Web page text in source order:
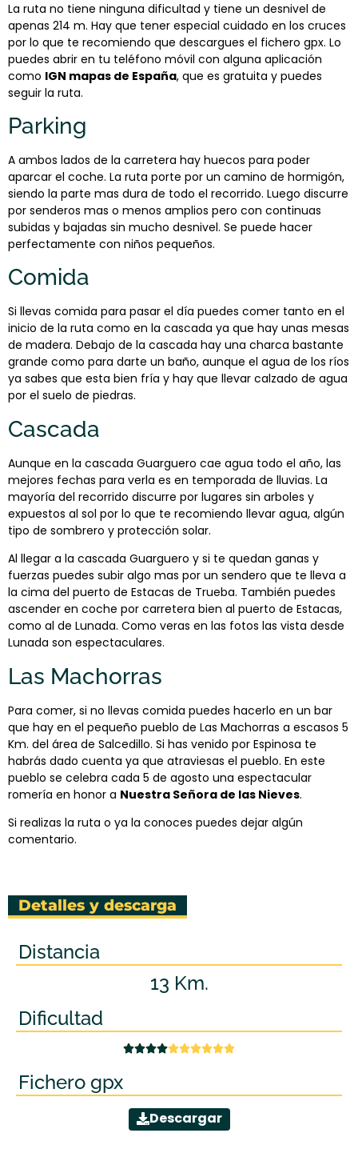
La ruta no tiene ninguna dificultad y tiene un desnivel de
apenas 214 m. Hay que tener especial cuidado en los cruces
por lo que te recomiendo que descargues el fichero gpx. Lo
puedes abrir en tu teléfono móvil con alguna aplicación
como IGN mapas de España, que es gratuita y puedes
seguir la ruta.
Parking
A ambos lados de la carretera hay huecos para poder
aparcar el coche. La ruta porte por un camino de hormigón,
siendo la parte mas dura de todo el recorrido. Luego discurre
por senderos mas o menos amplios pero con continuas
subidas y bajadas sin mucho desnivel. Se puede hacer
perfectamente con niños pequeños.
Comida
Si llevas comida para pasar el día puedes comer tanto en el
inicio de la ruta como en la cascada ya que hay unas mesas
de madera. Debajo de la cascada hay una charca bastante
grande como para darte un baño, aunque el agua de los ríos
ya sabes que esta bien fría y hay que llevar calzado de agua
por el suelo de piedras.
Cascada
Aunque en la cascada Guarguero cae agua todo el año, las
mejores fechas para verla es en temporada de lluvias. La
mayoría del recorrido discurre por lugares sin arboles y
expuestos al sol por lo que te recomiendo llevar agua, algún
tipo de sombrero y protección solar.
Al llegar a la cascada Guarguero y si te quedan ganas y
fuerzas puedes subir algo mas por un sendero que te lleva a
la cima del puerto de Estacas de Trueba. También puedes
ascender en coche por carretera bien al puerto de Estacas,
como al de Lunada. Como veras en las fotos las vista desde
Lunada son espectaculares.
Las Machorras
Para comer, si no llevas comida puedes hacerlo en un bar
que hay en el pequeño pueblo de Las Machorras a escasos 5
Km. del área de Salcedillo. Si has venido por Espinosa te
habrás dado cuenta ya que atraviesas el pueblo. En este
pueblo se celebra cada 5 de agosto una espectacular
romería en honor a Nuestra Señora de las Nieves.
Si realizas la ruta o ya la conoces puedes dejar algún
comentario.
Detalles y descarga
Distancia
13 Km.
Dificultad

Fichero gpx
Descargar